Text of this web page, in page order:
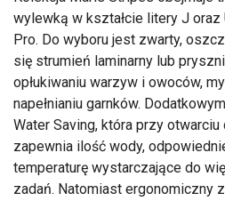
wylewką w kształcie litery J oraz
Pro. Do wyboru jest zwarty,
się strumień laminarny lub
opłukiwaniu warzyw i owoców,
napełnianiu garnków.
Water Saving, która przy otwarciu
zapewnia ilość wody,
temperaturę wystarczające do
zadań. Natomiast ergonomiczny